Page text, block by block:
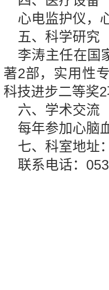
心电监护仪，
五、科学研究
李涛主任在国
著2部，实用性
科技进步二等奖
六、学术交流
每年参加心脑
七、科室地
联系电话：